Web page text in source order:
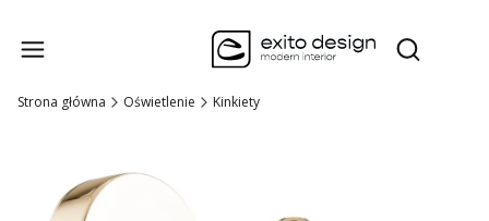
Otwórz
Strona główna Oświetlenie Kinkiety